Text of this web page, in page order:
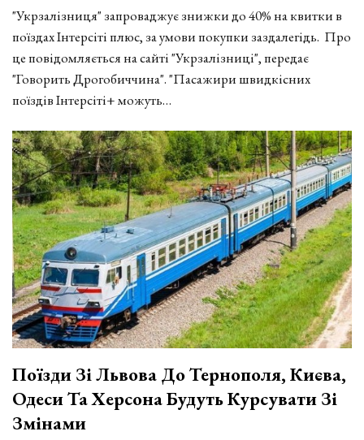
"Укрзалізниця" запроваджує знижки до 40% на квитки в
поїздах Інтерсіті плюс, за умови покупки заздалегідь. Про
це повідомляється на сайті "Укрзалізниці", передає
"Говорить Дрогобиччина". "Пасажири швидкісних
поїздів Інтерсіті+ можуть…
Поїзди Зі Львова До Тернополя, Києва,
Одеси Та Херсона Будуть Курсувати Зі
Змінами